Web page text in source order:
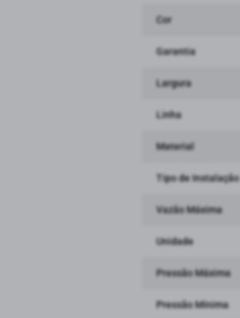
Cor
Garantia
Largura
Linha
Material
Tipo de Instalação
Vazão Máxima
Unidade
Pressão Máxima
Pressão Mínima